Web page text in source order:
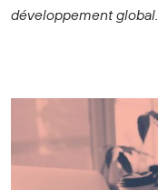
développement global.